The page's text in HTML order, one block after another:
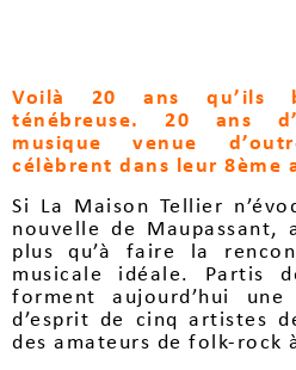
Voilà 20 ans qu’ils
ténébreuse. 20 ans
musique venue
célèbrent dans leur 8ème
Si La Maison Tellier
nouvelle de
plus qu’à faire la
musicale idéale. Partis
forment aujourd’hui
d’esprit de cinq artistes
des amateurs de folk-rock